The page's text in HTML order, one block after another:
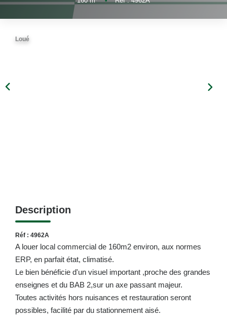
Loué
Description
Réf : 4962A
A louer local commercial de 160m2 environ, aux normes
ERP, en parfait état, climatisé.
Le bien bénéficie d'un visuel important ,proche des grandes
enseignes et du BAB 2,sur un axe passant majeur.
Toutes activités hors nuisances et restauration seront
possibles, facilité par du stationnement aisé.